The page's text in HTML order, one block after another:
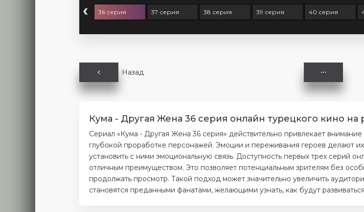
‹ 36 серия 37 серия 38 серия 39 серия 40 серия
Назад
Кума - Другая Жена 36 серия онлайн турецкого кино на
Сериал «Кума - Другая Жена 36 серия» действительно привлекает
глубокой проработке персонажей. Эмоции и переживания героев делают
установить с ними эмоциональную связь. Доступность первых трех серий
отличным преимуществом. Это позволяет потенциальным зрителям без
продолжать просмотр. Такой подход может значительно увеличить
становятся преданными фанатами, желающими узнать, как будут